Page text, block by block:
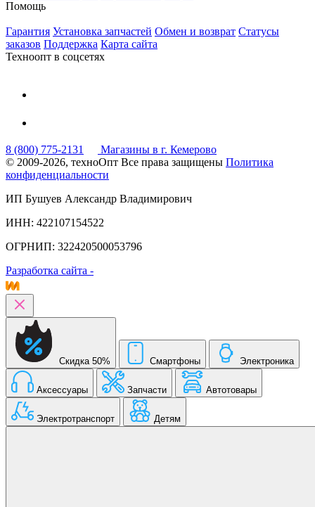
Помощь
Гарантия Установка запчастей Обмен и возврат Статусы
заказов Поддержка Карта сайта
Техноопт в соцсетях
8 (800) 775-2131
Магазины в г. Кемерово
© 2009-2026, техноОпт Все права защищены Политика
конфиденциальности
ИП Бушуев Александр Владимирович
ИНН: 422107154522
ОГРНИП: 322420500053796
Разработка сайта -
Скидка 50% Смартфоны Электроника
Аксессуары Запчасти Автотовары
Электротранспорт Детям